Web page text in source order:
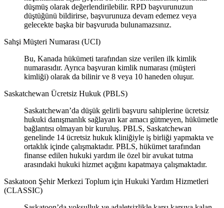
düşmüş olarak değerlendirilebilir. RPD başvurunuzun
düştüğünü bildirirse, başvurunuza devam edemez veya
gelecekte başka bir başvuruda bulunamazsınız.
Sahşi Müşteri Numarası (UCI)
Bu, Kanada hükümeti tarafından size verilen ilk kimlik
numarasıdır. Ayrıca başvuran kimlik numarası (müşteri
kimliği) olarak da bilinir ve 8 veya 10 haneden oluşur.
Saskatchewan Ücretsiz Hukuk (PBLS)
Saskatchewan’da düşük gelirli başvuru sahiplerine ücretsiz
hukuki danışmanlık sağlayan kar amacı gütmeyen, hükümetle
bağlantısı olmayan bir kuruluş. PBLS, Saskatchewan
genelinde 14 ücretsiz hukuk kliniğiyle iş birliği yapmakta ve
ortaklık içinde çalışmaktadır. PBLS, hükümet tarafından
finanse edilen hukuki yardım ile özel bir avukat tutma
arasındaki hukuki hizmet açığını kapatmaya çalışmaktadır.
Saskatoon Şehir Merkezi Toplum için Hukuki Yardım Hizmetleri
(CLASSIC)